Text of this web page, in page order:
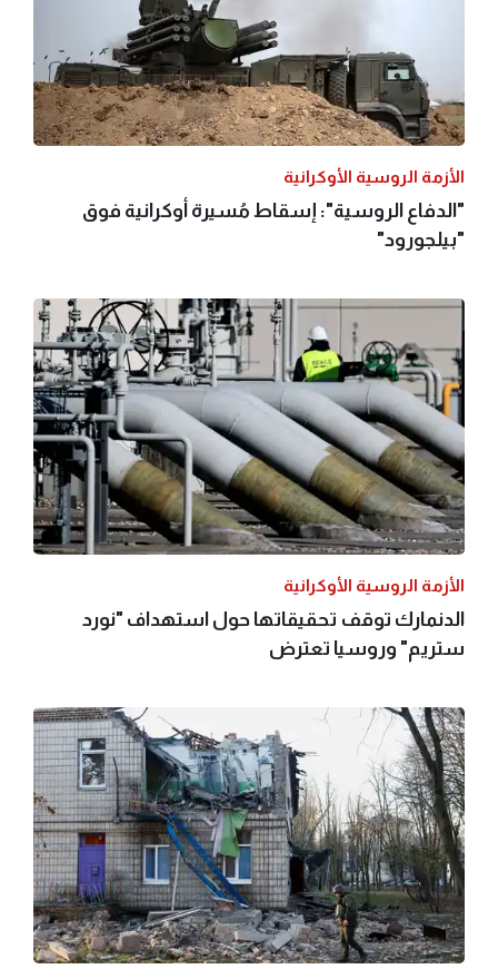
الأزمة الروسية الأوكرانية
"الدفاع الروسية": إسقاط مُسيرة أوكرانية فوق
"بيلجورود"
الأزمة الروسية الأوكرانية
الدنمارك توقف تحقيقاتها حول استهداف "نورد
ستريم" وروسيا تعترض